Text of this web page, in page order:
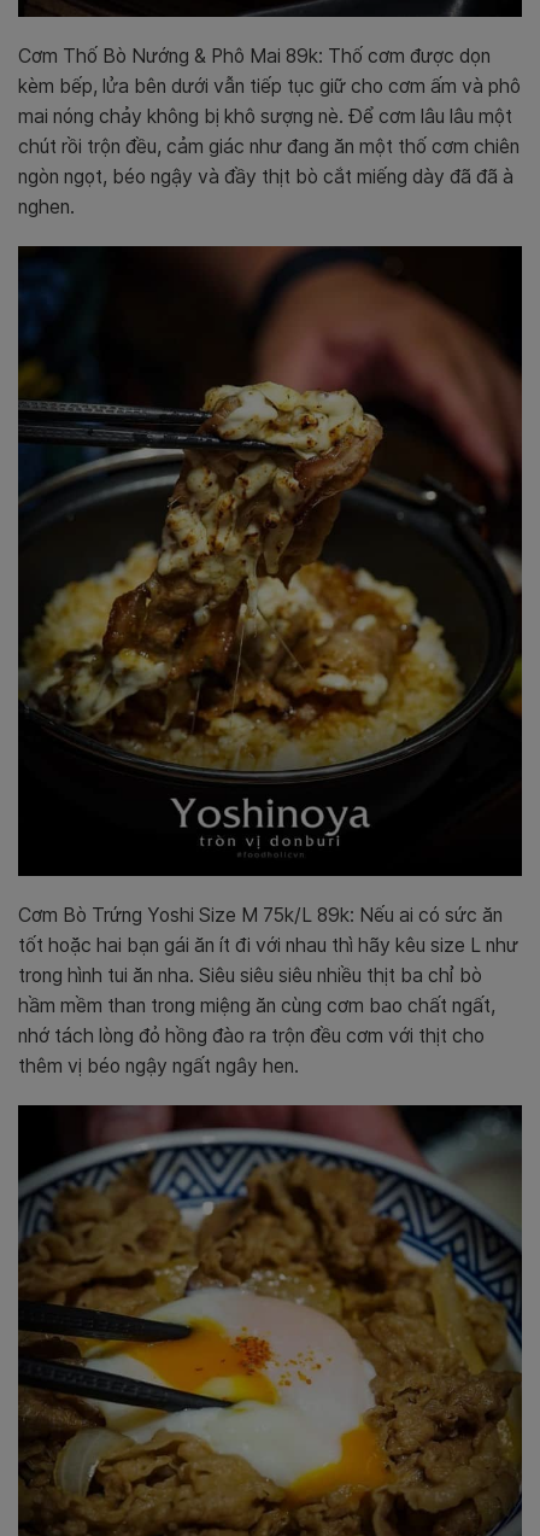
Cơm Thố Bò Nướng & Phô Mai 89k: Thố cơm được dọn
kèm bếp, lửa bên dưới vẫn tiếp tục giữ cho cơm ấm và phô
mai nóng chảy không bị khô sượng nè. Để cơm lâu lâu một
chút rồi trộn đều, cảm giác như đang ăn một thố cơm chiên
ngòn ngọt, béo ngậy và đầy thịt bò cắt miếng dày đã đã à
nghen.
Cơm Bò Trứng Yoshi Size M 75k/L 89k: Nếu ai có sức ăn
tốt hoặc hai bạn gái ăn ít đi với nhau thì hãy kêu size L như
trong hình tui ăn nha. Siêu siêu siêu nhiều thịt ba chỉ bò
hầm mềm than trong miệng ăn cùng cơm bao chất ngất,
nhớ tách lòng đỏ hồng đào ra trộn đều cơm với thịt cho
thêm vị béo ngậy ngất ngây hen.